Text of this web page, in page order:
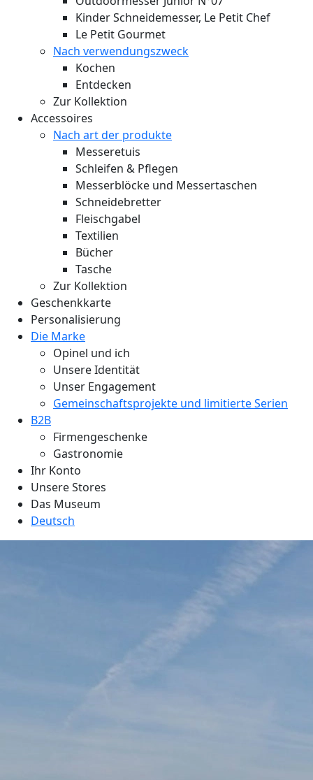
Kinder Schneidemesser, Le Petit Chef
Le Petit Gourmet
Nach verwendungszweck
Kochen
Entdecken
Zur Kollektion
Accessoires
Nach art der produkte
Messeretuis
Schleifen & Pflegen
Messerblöcke und Messertaschen
Schneidebretter
Fleischgabel
Textilien
Bücher
Tasche
Zur Kollektion
Geschenkkarte
Personalisierung
Die Marke
Opinel und ich
Unsere Identität
Unser Engagement
Gemeinschaftsprojekte und limitierte Serien
B2B
Firmengeschenke
Gastronomie
Ihr Konto
Unsere Stores
Das Museum
Deutsch